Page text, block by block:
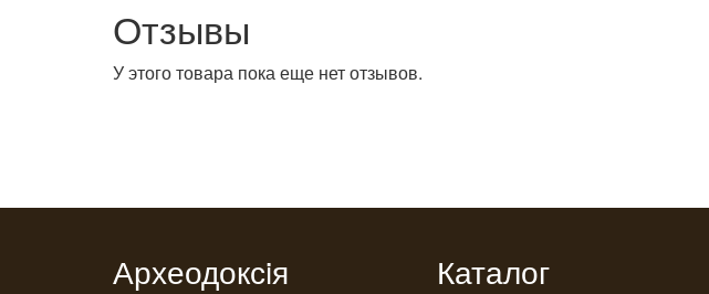
Отзывы
У этого товара пока еще нет отзывов.
Археодоксiя Каталог